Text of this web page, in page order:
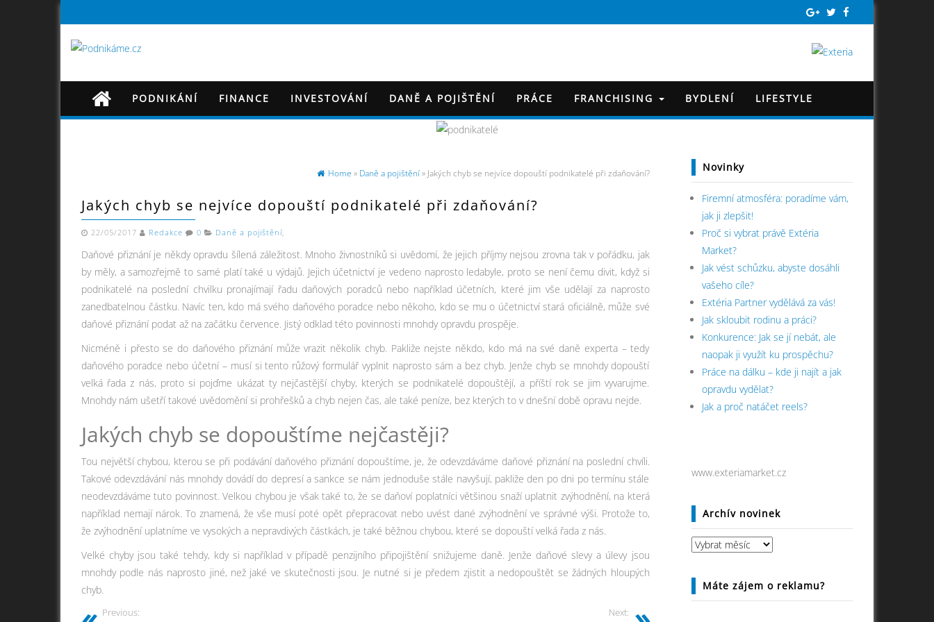
PODNIKÁNÍ FINANCE INVESTOVÁNÍ DANĚ A POJIŠTĚNÍ PRÁCE FRANCHISING BYDLENÍ LIFESTYLE
Home » Daně a pojištění» Jakých chyb se nejvíce dopouští podnikatelé při zdaňování?
Jakých chyb se nejvíce dopouští podnikatelé při zdaňování?
22/05/2017 Redakce 0 Daně a pojištění
Daňové přiznání je někdy opravdu šílená záležitost. Mnoho živnostníků si uvědomí, že jejich příjmy nejsou zrovna tak v pořádku, jak
by měly, a samozřejmě to samé platí také u výdajů. Jejich účetnictví je vedeno naprosto ledabyle, proto se není čemu divit, když si
podnikatelé na poslední chvilku pronajímají řadu daňových poradců nebo například účetních, které jim vše udělají za naprosto
zanedbatelnou částku. Navíc ten, kdo má svého daňového poradce nebo někoho, kdo se mu o účetnictví stará oficiálně, může své
daňové přiznání podat až na začátku července. Jistý odklad této povinnosti mnohdy opravdu prospěje.
Nicméně i přesto se do daňového přiznání může vrazit několik chyb. Pakliže nejste někdo, kdo má na své daně experta – tedy
daňového poradce nebo účetní – musí si tento růžový formulář vyplnit naprosto sám a bez chyb. Jenže chyb se mnohdy dopouští
velká řada z nás, proto si pojďme ukázat ty nejčastější chyby, kterých se podnikatelé dopouštějí, a příští rok se jim vyvarujme.
Mnohdy nám ušetří takové uvědomění si prohřešků a chyb nejen čas, ale také peníze, bez kterých to v dnešní době opravu nejde.
Jakých chyb se dopouštíme nejčastěji?
Tou největší chybou, kterou se při podávání daňového přiznání dopouštíme, je, že odevzdáváme daňové přiznání na poslední chvíli.
Takové odevzdávání nás mnohdy dovádí do depresí a sankce se nám jednoduše stále navyšují, pakliže den po dni po termínu stále
neodevzdáváme tuto povinnost. Velkou chybou je však také to, že se daňoví poplatníci většinou snaží uplatnit zvýhodnění, na která
například nemají nárok. To znamená, že vše musí poté opět přepracovat nebo uvést dané zvýhodnění ve správné výši. Protože to,
že zvýhodnění uplatníme ve vysokých a nepravdivých částkách, je také běžnou chybou, které se dopouští velká řada z nás.
Velké chyby jsou také tehdy, kdy si například v případě penzijního připojištění snižujeme daně. Jenže daňové slevy a úlevy jsou
mnohdy podle nás naprosto jiné, než jaké ve skutečnosti jsou. Je nutné si je předem zjistit a nedopouštět se žádných hloupých
chyb.
Previous: Next:
Novinky
Firemní atmosféra: poradíme vám,
jak ji zlepšit!
Proč si vybrat právě Extéria
Market?
Jak vést schůzku, abyste dosáhli
vašeho cíle?
Extéria Partner vydělává za vás!
Jak skloubit rodinu a práci?
Konkurence: Jak se jí nebát, ale
naopak ji využít ku prospěchu?
Práce na dálku – kde ji najít a jak
opravdu vydělat?
Jak a proč natáčet reels?
www.exteriamarket.cz
Archív novinek
Archív
Máte zájem o reklamu?